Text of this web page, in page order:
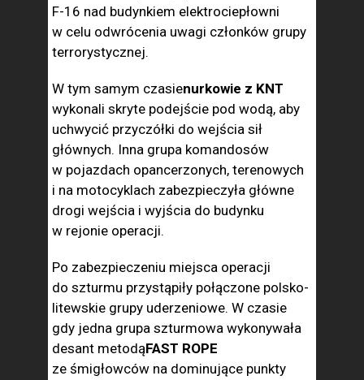
F-16 nad budynkiem elektrociepłowni
w celu odwrócenia uwagi członków grupy
terrorystycznej.
W tym samym czasienurkowie z KNT
wykonali skryte podejście pod wodą, aby
uchwycić przyczółki do wejścia sił
głównych. Inna grupa komandosów
w pojazdach opancerzonych, terenowych
i na motocyklach zabezpieczyła główne
drogi wejścia i wyjścia do budynku
w rejonie operacji.
Po zabezpieczeniu miejsca operacji
do szturmu przystąpiły połączone polsko-
litewskie grupy uderzeniowe. W czasie
gdy jedna grupa szturmowa wykonywała
desant metodąFAST ROPE
ze śmigłowców na dominujące punkty